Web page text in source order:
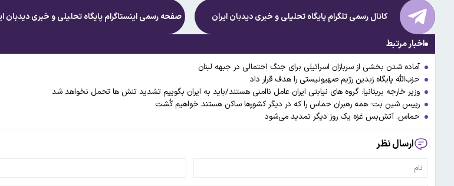
کانال رسمی تلگرام پایگاه تحلیلی و خبریدیدبان ایران صفحه رسمی اینستاگرام پایگاه تحلیلی و خبریدیدبان
اخبار مرتبط
آماده شدن بخشی از سربازان اسرائیلی برای جنگ احتمالی در جبهه لبنان
حزب‌الله پایگاه زبدین رژیم صهیونیستی را هدف قرار داد
وزیر خارجه بریتانیا: گروه های نیابتی ایران عامل ناامنی هستند/باید به ایران بگوییم تشدید تنش ها تحمل نخواهد شد
رییس شین بت: همه رهبران حماس را که در دیگر کشورها ساکن هستند خواهیم کُشت
حماس: آتش‌بس غزه یک روز دیگر تمدید می‌شود
ارسال نظر